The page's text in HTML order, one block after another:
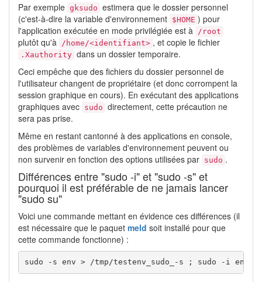
Par exemple gksudo estimera que le dossier personnel
(c'est-à-dire la variable d'environnement $HOME ) pour
l'application exécutée en mode privilégiée est à
/root
plutôt qu'à /home/<identifiant> , et copie le fichier
.Xauthority dans un dossier temporaire.
Ceci empêche que des fichiers du dossier personnel de
l'utilisateur changent de propriétaire (et donc corrompent la
session graphique en cours). En exécutant des applications
graphiques avec sudo directement, cette précaution ne
sera pas prise.
Même en restant cantonné à des applications en console,
des problèmes de variables d'environnement peuvent ou
non survenir en fonction des options utilisées par sudo .
Différences entre "sudo -i" et "sudo -s" et
pourquoi il est préférable de ne jamais lancer
"sudo su"
Voici une commande mettant en évidence ces différences (il
est nécessaire que le paquet meld soit installé pour que
cette commande fonctionne) :
sudo -s env > /tmp/testenv_sudo_-s ; sudo -i env